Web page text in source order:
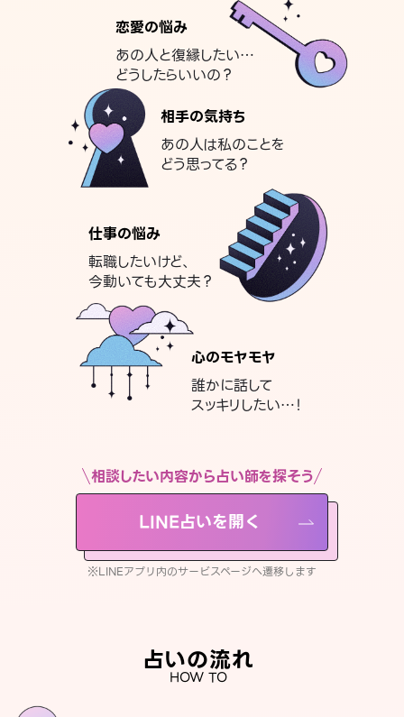
恋愛の悩み
あの人と復縁したい…
どうしたらいいの？
相手の気持ち
あの人は私のことを
どう思ってる？
仕事の悩み
転職したいけど、
今動いても大丈夫？
心のモヤモヤ
誰かに話して
スッキリしたい…！
相談したい内容から占い師を探そう
LINE占いを開く
※LINEアプリ内のサービスページへ遷移します
占いの流れ
HOW TO